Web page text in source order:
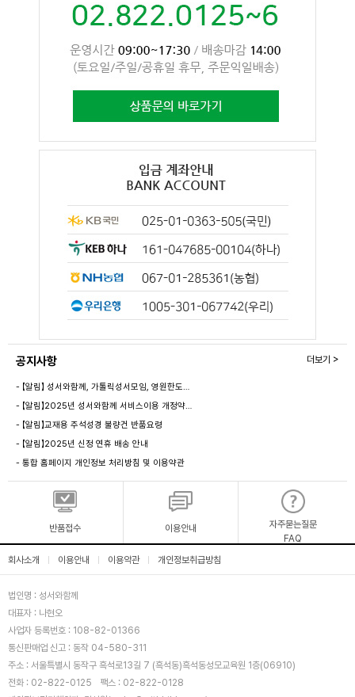
공지사항
- 【알림】 성서와함께, 가톨릭성서모임, 영원한도…
- 【알림】2025년 성서와함께 서비스이용 개정약…
- 【알림】교재용 주석성경 불량건 반품요령
- 【알림】2025년 신정 연휴 배송 안내
- 통합 홈페이지 개인정보 처리방침 및 이용약관
더보기 >
반품접수 이용안내
자주묻는질문
FAQ
회사소개
이용안내 이용약관 개인정보취급방침
법인명 : 성서와함께
대표자 : 나현오
사업자 등록번호 : 108-82-01366
통신판매업 신고 : 동작 04-580-311
주소 : 서울특별시 동작구 흑석로13길 7 (흑석동)흑석동성모교육원 1층(06910)
전화 : 02-822-0125
팩스 : 02-822-0128